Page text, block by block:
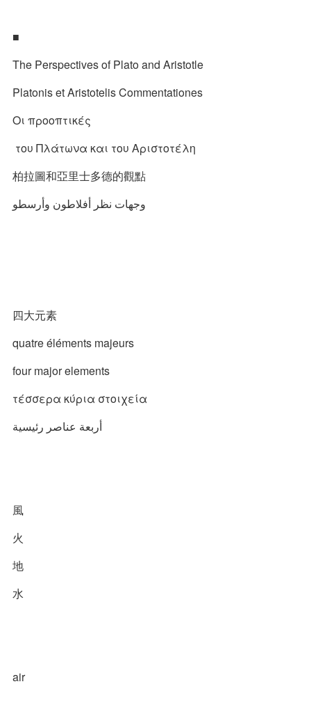
■
The Perspectives of Plato and Aristotle
Platonis et Aristotelis Commentationes
Οι προοπτικές
του Πλάτωνα και του Αριστοτέλη
柏拉圖和亞里士多德的觀點
وجهات نظر أفلاطون وأرسطو
四大元素
quatre éléments majeurs
four major elements
τέσσερα κύρια στοιχεία
أربعة عناصر رئيسية
風
火
地
水
air